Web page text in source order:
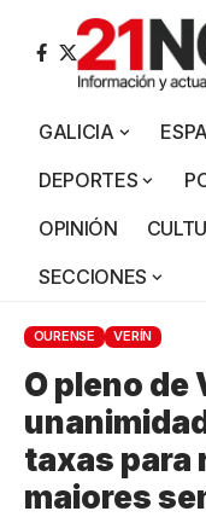
GALICIA
DEPORTES
OPINIÓN
SECCIONES
OURENSE VERÍN
O pleno de
taxas para
maiores